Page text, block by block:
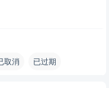
取消 已过期